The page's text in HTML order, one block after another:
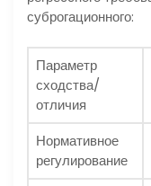
суброгационного:
Параметр
сходства/
отличия
Нормативное
регулирование